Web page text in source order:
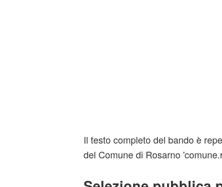
Il testo completo del bando è
del Comune di Rosarno